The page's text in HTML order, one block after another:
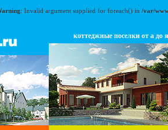
: Invalid argument supplied for foreach() in /var/
коттеджные поселки от а до я